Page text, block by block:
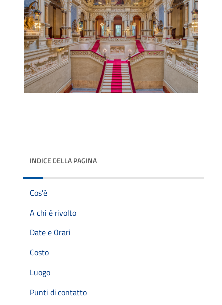
INDICE DELLA PAGINA
Cos'è
A chi è rivolto
Date e Orari
Costo
Luogo
Punti di contatto